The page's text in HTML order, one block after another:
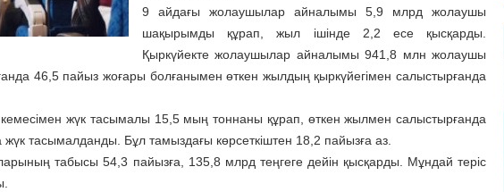
9 айдағы жолаушылар айналымы 5,9 млрд жолаушы
шақырымды құрап, жыл ішінде 2,2 есе қысқарды.
Қыркүйекте жолаушылар айналымы 941,8 млн жолаушы
46,5 пайыз жоғары болғанымен өткен жылдың қыркүйегімен салыстырғанда
жүк тасымалы 15,5 мың тоннаны құрап, өткен жылмен салыстырғанда
тасымалданды. Бұл тамыздағы көрсеткіштен 18,2 пайызға аз.
табысы 54,3 пайызға, 135,8 млрд теңгеге дейін қысқарды. Мұндай теріс